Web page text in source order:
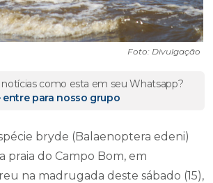
Foto: Divulgação
como esta em seu Whatsapp?
entre para nosso grupo
bryde (Balaenoptera edeni)
praia do Campo Bom, em
na madrugada deste sábado (15),